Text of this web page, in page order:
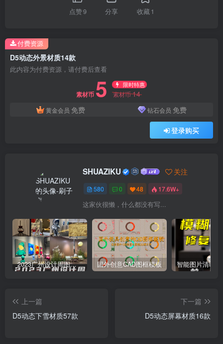
点赞9 分享 收藏1
D5动态外景材质14款
此内容为付费资源，请付费后查看
素材币 5 限时特惠
素材币14
黄金会员 免费 钻石会员 免费
登录购买
付费资源
SHUAZIKU 关注
580 0 48 17.6W+
这家伙很懒，什么都没有写...
2023广州设计周图集更新至8000多张高清图+联系方式 国外创意CAD图框模板
上一篇
D5动态下雪材质57款
下一篇
D5动态屏幕材质16款